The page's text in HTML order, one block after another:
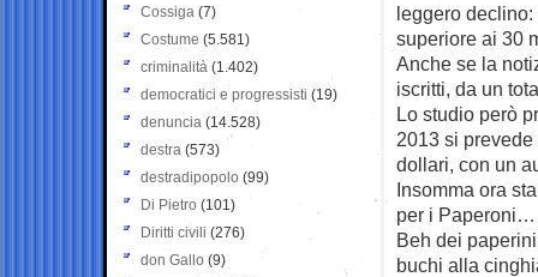
leggero
superiore ai 30
Anche se la
iscritti, da un
Lo studio però
2013 si
dollari, con un
Insomma ora
per i Paperoni…
Beh dei
buchi alla
Cossiga (7)
Costume (5.581)
criminalità (1.402)
democratici e progressisti (19)
denuncia (14.528)
destra (573)
destradipopolo (99)
Di Pietro (101)
Diritti civili (276)
don Gallo (9)